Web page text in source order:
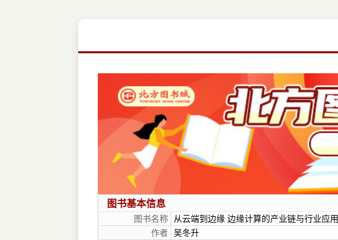
图书基本信息
图书名称
从云端到边缘 边缘计算的产业链与行业应用
作者 吴冬升